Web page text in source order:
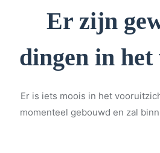
Er zijn
dingen in het
Er is iets moois in het
momenteel gebouwd en zal